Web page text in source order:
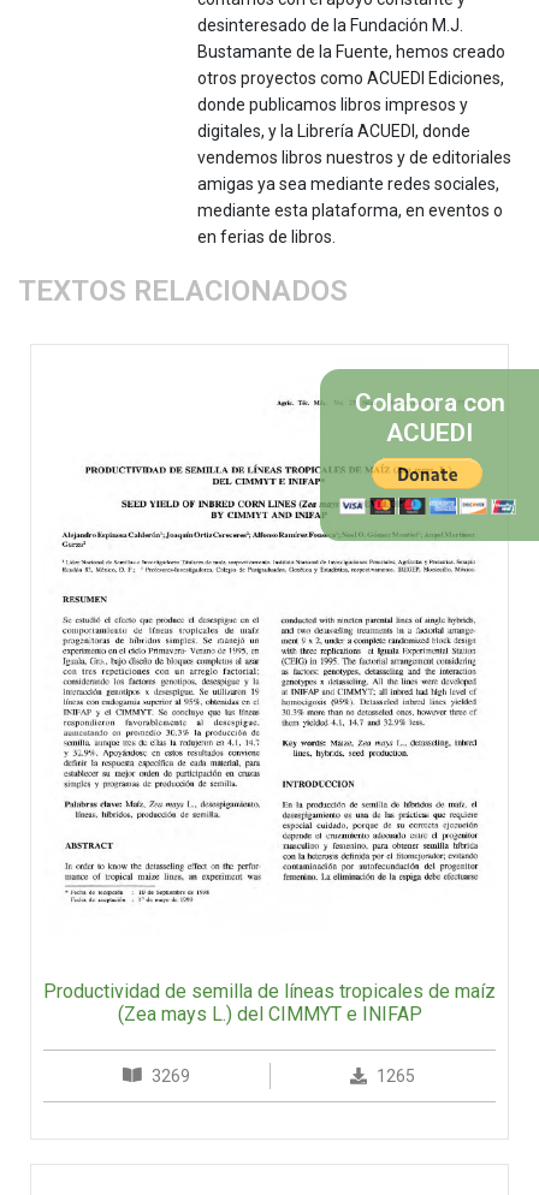
desinteresado de la Fundación M.J.
Bustamante de la Fuente, hemos creado
otros proyectos como ACUEDI Ediciones,
donde publicamos libros impresos y
digitales, y la Librería ACUEDI, donde
vendemos libros nuestros y de editoriales
amigas ya sea mediante redes sociales,
mediante esta plataforma, en eventos o
en ferias de libros.
TEXTOS RELACIONADOS
Productividad de semilla de líneas tropicales de maíz
(Zea mays L.) del CIMMYT e INIFAP
3269 1265
Colabora con
ACUEDI